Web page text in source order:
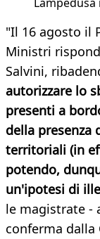
"Il 16 agosto il
Ministri
Salvini,
autorizzare lo
presenti a
della presenza
territoriali (in
potendo,
un'ipotesi di
le magistrate -
conferma dalla